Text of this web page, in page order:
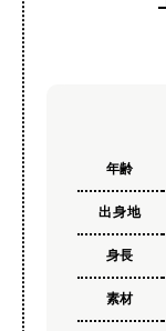
年齢
出身地
身長
素材